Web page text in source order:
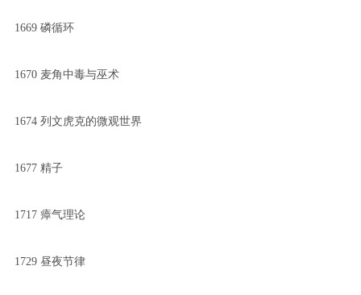
1669 磷循环
1670 麦角中毒与巫术
1674 列文虎克的微观世界
1677 精子
1717 瘴气理论
1729 昼夜节律